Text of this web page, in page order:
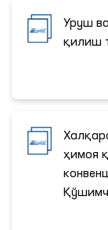
Уруш
қилиш
ҳимоя